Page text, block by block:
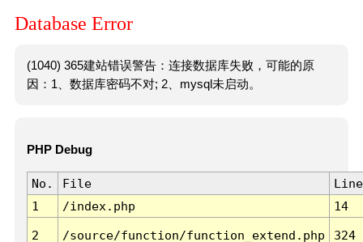
Database Error
(1040) 365建站错误警告：连接数据库失败，可能的原
因：1、数据库密码不对; 2、mysql未启动。
PHP Debug
No. File
Line
1
/index.php 14
2 /source/function/function_extend.php 324